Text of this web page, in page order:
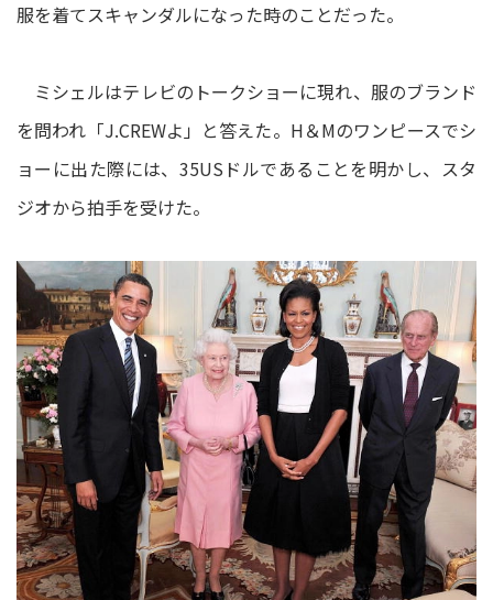
服を着てスキャンダルになった時のことだった。
ミシェルはテレビのトークショーに現れ、服のブランド
を問われ「J.CREWよ」と答えた。H＆Mのワンピースでシ
ョーに出た際には、35USドルであることを明かし、スタ
ジオから拍手を受けた。